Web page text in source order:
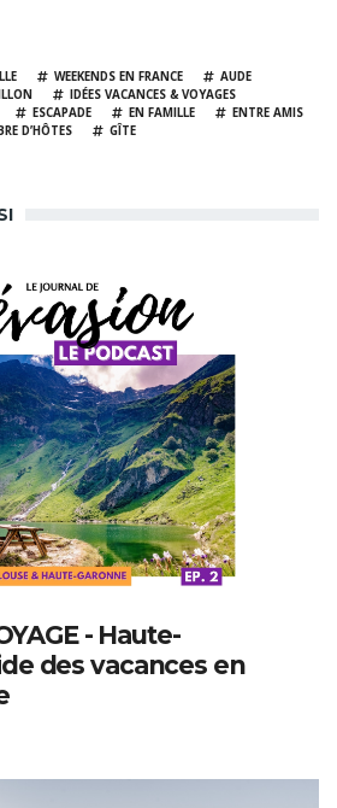
WEEKENDS EN FRANCE
AUDE
IDÉES VACANCES & VOYAGES
ESCAPADE EN FAMILLE
ENTRE AMIS
D’HÔTES GÎTE
- Haute-
des vacances en